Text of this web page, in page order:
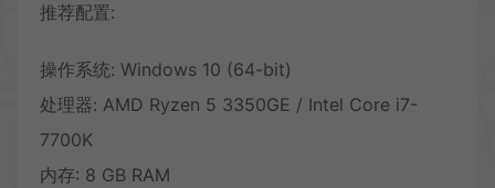
推荐配置:
操作系统: Windows 10 (64-bit)
处理器: AMD Ryzen 5 3350GE / Intel Core i7-
7700K
内存: 8 GB RAM